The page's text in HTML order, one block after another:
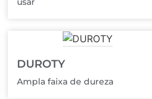
DUROTY
Ampla faixa de dureza